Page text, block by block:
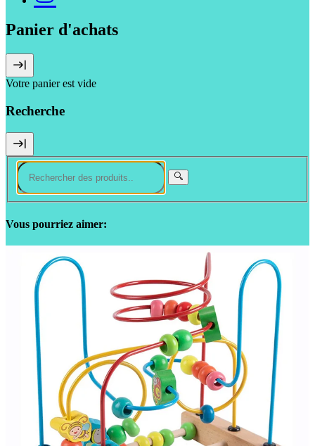
Panier d'achats
Votre panier est vide
Recherche
Vous pourriez aimer: